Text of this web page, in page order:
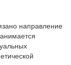
направление